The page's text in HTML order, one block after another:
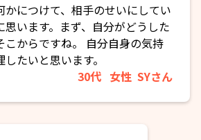
かにつけて、相手のせいにしてい
思います。まず、自分がどうした
こからですね。 自分自身の気持
したいと思います。
30代 女性 SYさん